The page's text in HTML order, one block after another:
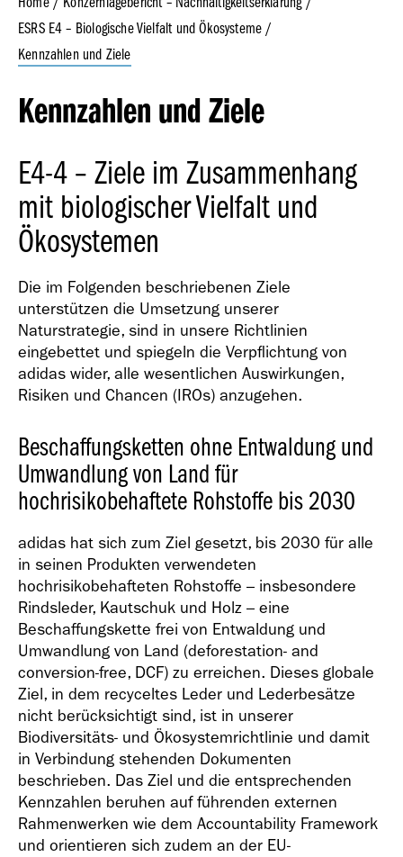
Geschäfts­bericht
2023
Geschäfts­bericht
2022
Geschäfts­bericht
2021
Geschäfts­bericht
2020
Geschäfts­bericht
2019
ESRS E4 – Biologische Vielfalt und Ökosysteme
Kennzahlen und Ziele
Kennzahlen und Ziele
E4-4 – Ziele im Zusammenhang
mit biologischer Vielfalt und
Ökosystemen
Die im Folgenden beschriebenen Ziele
unterstützen die Umsetzung unserer
Naturstrategie, sind in unsere Richtlinien
eingebettet und spiegeln die Verpflichtung von
adidas wider, alle wesentlichen Auswirkungen,
Risiken und Chancen (IROs) anzugehen.
Beschaffungsketten ohne Entwaldung und
Umwandlung von Land für
hochrisikobehaftete Rohstoffe bis 2030
adidas hat sich zum Ziel gesetzt, bis 2030 für alle
in seinen Produkten verwendeten
hochrisikobehafteten Rohstoffe – insbesondere
Rindsleder, Kautschuk und Holz – eine
Beschaffungskette frei von Entwaldung und
Umwandlung von Land (deforestation- and
conversion-free, DCF) zu erreichen. Dieses globale
Ziel, in dem recyceltes Leder und Lederbesätze
nicht berücksichtigt sind, ist in unserer
Biodiversitäts- und Ökosystemrichtlinie und damit
in Verbindung stehenden Dokumenten
beschrieben. Das Ziel und die entsprechenden
Kennzahlen beruhen auf führenden externen
Rahmenwerken wie dem Accountability Framework
und orientieren sich zudem an der EU-